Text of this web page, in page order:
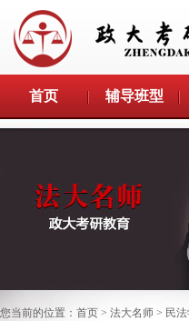
首页 辅导班型
您当前的位置： 首页 > 法大名师 > 民